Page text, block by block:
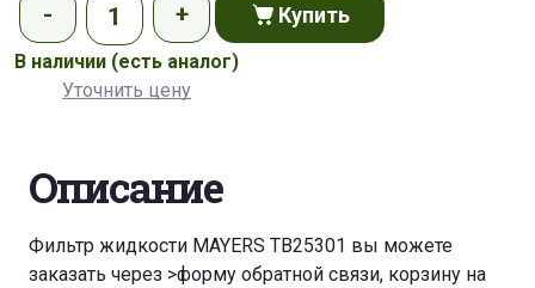
Купить
В наличии (есть аналог)
Уточнить цену
Описание
Фильтр жидкости MAYERS TB25301 вы можете
заказать через >форму обратной связи, корзину на